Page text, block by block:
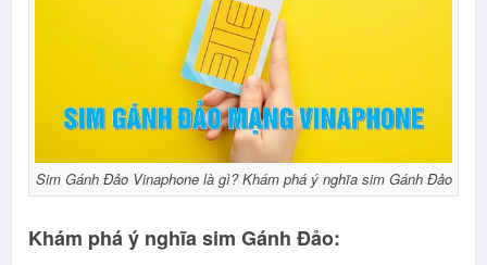
Sim Gánh Đảo Vinaphone là gì? Khám phá ý nghĩa sim Gánh Đảo
Khám phá ý nghĩa sim Gánh Đảo: